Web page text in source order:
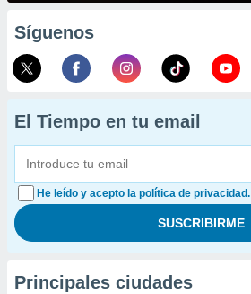
Síguenos
El Tiempo en tu email
He leído y acepto la política de privacidad.
Principales ciudades